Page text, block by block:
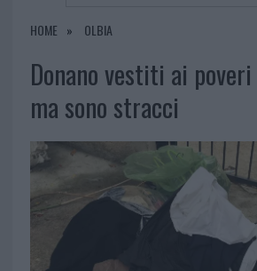
HOME OLBIA
Donano vestiti ai
ma sono stracci